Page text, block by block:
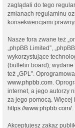
zaglądali do tego
zmianach regulaminu
konsekwencjami
Nasze fora zwane też
„phpBB Limited”,
wykorzystujące
(bulletin board), wydane
też „GPL”.
www.phpbb.com .
internet, a jego autorzy
za jego pomocą. Więcej
https://www.phpbb.com/.
Akceptujesz zakaz